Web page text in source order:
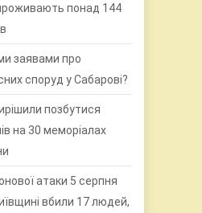
проживають понад 144
заявами про
споруд у Сабарові?
позбутися
на 30 меморіалах
атаки 5 серпня
вбили 17 людей,